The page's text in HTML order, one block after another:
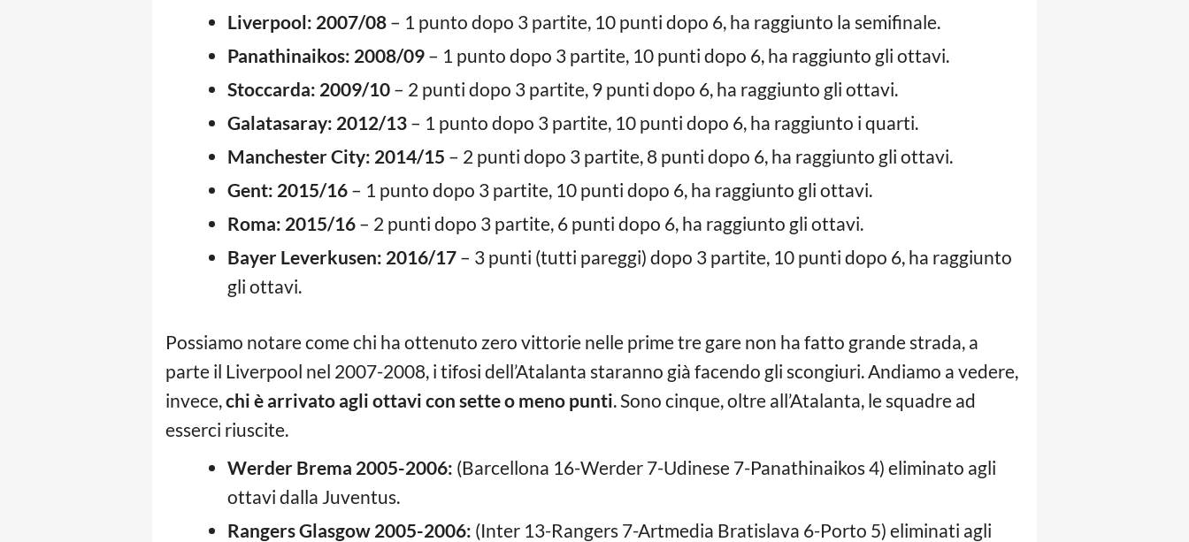
Liverpool: 2007/08 – 1 punto dopo 3 partite, 10 punti dopo 6, ha raggiunto la semifinale.
Panathinaikos: 2008/09 – 1 punto dopo 3 partite, 10 punti dopo 6, ha raggiunto gli ottavi.
Stoccarda: 2009/10 – 2 punti dopo 3 partite, 9 punti dopo 6, ha raggiunto gli ottavi.
Galatasaray: 2012/13 – 1 punto dopo 3 partite, 10 punti dopo 6, ha raggiunto i quarti.
Manchester City: 2014/15 – 2 punti dopo 3 partite, 8 punti dopo 6, ha raggiunto gli ottavi.
Gent: 2015/16 – 1 punto dopo 3 partite, 10 punti dopo 6, ha raggiunto gli ottavi.
Roma: 2015/16 – 2 punti dopo 3 partite, 6 punti dopo 6, ha raggiunto gli ottavi.
Bayer Leverkusen: 2016/17 – 3 punti (tutti pareggi) dopo 3 partite, 10 punti dopo 6, ha raggiunto
gli ottavi.
Possiamo notare come chi ha ottenuto zero vittorie nelle prime tre gare non ha fatto grande strada, a
parte il Liverpool nel 2007-2008, i tifosi dell’Atalanta staranno già facendo gli scongiuri. Andiamo a vedere,
invece,chi è arrivato agli ottavi con sette o meno punti. Sono cinque, oltre all’Atalanta, le squadre ad
esserci riuscite.
Werder Brema 2005-2006: (Barcellona 16-Werder 7-Udinese 7-Panathinaikos 4) eliminato agli
ottavi dalla Juventus.
Rangers Glasgow 2005-2006: (Inter 13-Rangers 7-Artmedia Bratislava 6-Porto 5) eliminati agli